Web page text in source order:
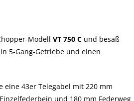
Modell VT 750 C und besaß
5-Gang-Getriebe und einen
43er Telegabel mit 220 mm
und 180 mm Federweg